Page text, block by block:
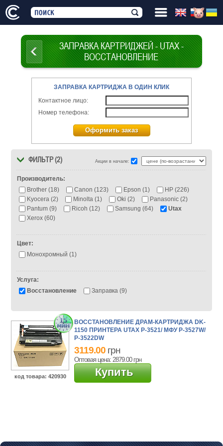
ЗАПРАВКА КАРТРИДЖЕЙ - UTAX -
ВОССТАНОВЛЕНИЕ
ЗАПРАВКА КАРТРИДЖА В ОДИН КЛИК
Контактное лицо:
Номер телефона:
Оформить заказ
ФИЛЬТР (2) Акции в начале:
Производитель:
Brother (18)
Canon (123) Epson (1)
HP (226)
Kyocera (2)
Minolta (1) Oki (2)
Panasonic (2)
Pantum (9)
Ricoh (12) Samsung (64)
Utax
Xerox (60)
Цвет:
Монохромный (1)
Услуга:
Восстановление
Заправка (9)
код товара: 420930
ВОССТАНОВЛЕНИЕ ДРАМ-КАРТРИДЖА DK-
1150 ПРИНТЕРА UTAX P-3521/ МФУ P-3527W/
P-3522DW
3119.00 грн
Оптовая цена: 2879.00 грн
Купить